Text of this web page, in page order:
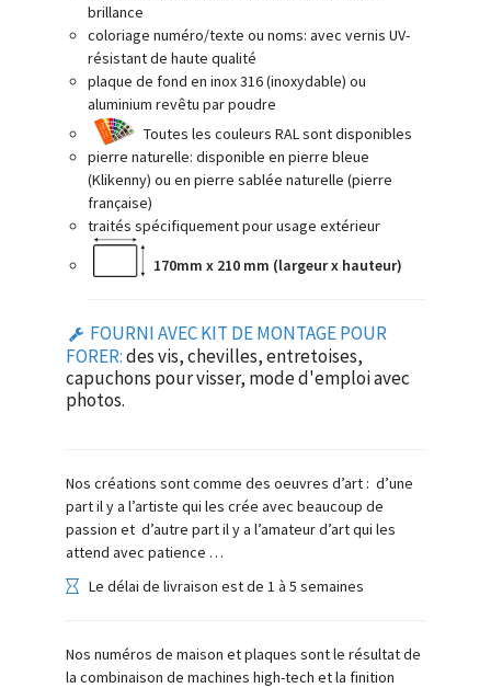
brillance
coloriage numéro/texte ou noms: avec vernis UV-
résistant de haute qualité
plaque de fond en inox 316 (inoxydable) ou
aluminium revêtu par poudre
Toutes les couleurs RAL sont disponibles
pierre naturelle: disponible en pierre bleue
(Klikenny) ou en pierre sablée naturelle (pierre
française)
traités spécifiquement pour usage extérieur
170mm x 210 mm (largeur x hauteur)
FOURNI AVEC KIT DE MONTAGE POUR
FORER:des vis, chevilles, entretoises,
capuchons pour visser, mode d'emploi avec
photos.
Nos créations sont comme des oeuvres d’art : d’une
part il y a l’artiste qui les crée avec beaucoup de
passion et d’autre part il y a l’amateur d’art qui les
attend avec patience …
Le délai de livraison est de 1 à 5 semaines
Nos numéros de maison et plaques sont le résultat de
la combinaison de machines high-tech et la finition